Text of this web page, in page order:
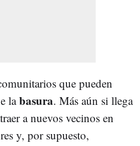
que pueden
labasura. Más aún si llega
a nuevos vecinos en
y, por supuesto,